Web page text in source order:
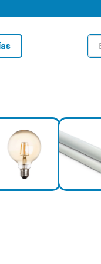
4.
caja
6.